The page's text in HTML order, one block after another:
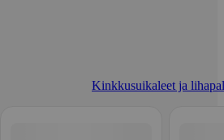
Kinkkusuikaleet ja